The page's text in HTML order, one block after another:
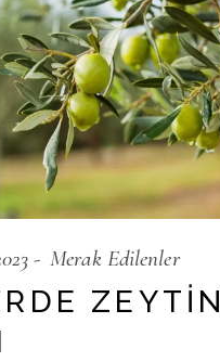
Merak Edilenler
ZEYTIN